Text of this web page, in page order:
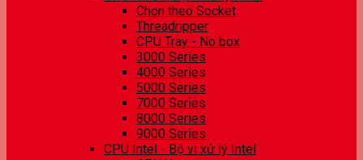
Chọn theo Socket
Threadripper
CPU Tray - No box
3000 Series
4000 Series
5000 Series
7000 Series
8000 Series
9000 Series
CPU Intel - Bộ vi xử lý Intel